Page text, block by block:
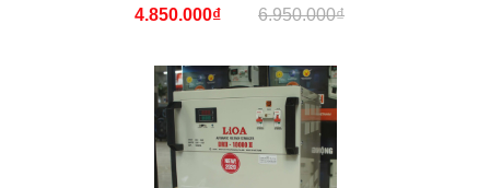
4.850.000₫ 6.950.000₫